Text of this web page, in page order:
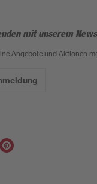
mit unserem
Angebote und Aktionen